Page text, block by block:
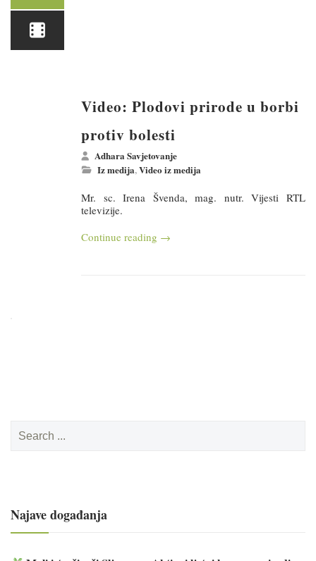
Video: Plodovi prirode u borbi
protiv bolesti
Adhara Savjetovanje
Iz medija,Video iz medija
Mr. sc. Irena Švenda, mag. nutr. Vijesti RTL
televizije.
Continue reading →
for:
Najave događanja